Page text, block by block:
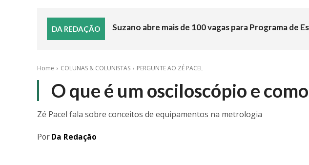
DA REDAÇÃO Suzano abre mais de 100 vagas para Programa de
Home COLUNAS & COLUNISTAS PERGUNTE AO ZÉ PACEL
O que é um osciloscópio e
Zé Pacel fala sobre conceitos de equipamentos na metrologia
PorDa Redação